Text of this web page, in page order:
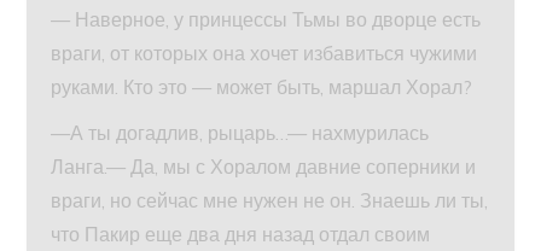
— Наверное, у принцессы Тьмы во дворце есть
враги, от которых она хочет избавиться чужими
руками. Кто это — может быть, маршал Хорал?
—А ты догадлив, рыцарь…— нахмурилась
Ланга.— Да, мы с Хоралом давние соперники и
враги, но сейчас мне нужен не он. Знаешь ли ты,
что Пакир еще два дня назад отдал своим